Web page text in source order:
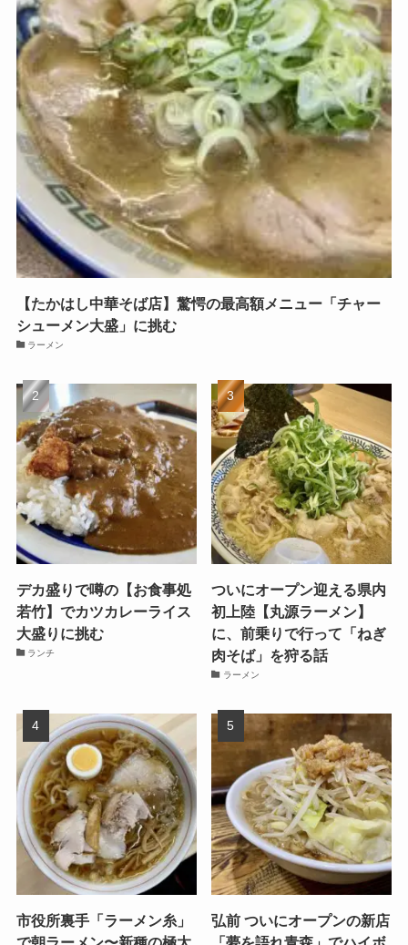
【たかはし中華そば店】驚愕の最高額メニュー「チャー
シューメン大盛」に挑む
ラーメン
デカ盛りで噂の【お食事処
若竹】でカツカレーライス
大盛りに挑む
ランチ
ついにオープン迎える県内
初上陸【丸源ラーメン】
に、前乗りで行って「ねぎ
肉そば」を狩る話
ラーメン
市役所裏手「ラーメン糸」
弘前 ついにオープンの新店